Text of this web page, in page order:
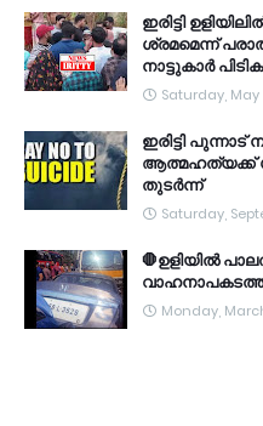
ഇരിട്ടി
ശ്രമമെന്ന്
നാട്ടുകാർ
Saturday,
ഇരിട്ടി
ആത്മഹത്യക്ക്
തുടർന്ന്
Saturday,
🛑ഉളിയിൽ
Monday,